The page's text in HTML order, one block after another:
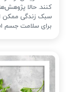
کنند. حالا
سبک زندگی ممکن
برای سلامت جسم